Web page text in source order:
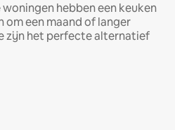
hebben een keuken
om een maand of langer
zijn het perfecte alternatief